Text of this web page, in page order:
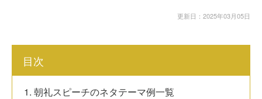
更新日：2025年03月05日
目次
1. 朝礼スピーチのネタテーマ例一覧